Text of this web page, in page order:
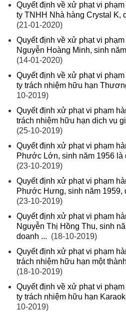
Quyết định về xử phạt vi
ty TNHH Nhà hàng Crystal K,
(21-01-2020)
Quyết định về xử phạt vi
Nguyễn Hoàng Minh, sinh
(14-01-2020)
Quyết định về xử phạt vi
ty trách nhiệm hữu hạn
10-2019)
Quyết định xử phạt vi phạm
trách nhiệm hữu hạn dịch vụ
(25-10-2019)
Quyết định xử phạt vi phạm
Phước Lớn, sinh năm 1956 là
(23-10-2019)
Quyết định xử phạt vi phạm
Phước Hưng, sinh năm 1959,
(23-10-2019)
Quyết định xử phạt vi phạm
Nguyễn Thị Hồng Thu, sinh
doanh ... (18-10-2019)
Quyết định xử phạt vi phạm
trách nhiệm hữu hạn một
(18-10-2019)
Quyết định về xử phạt vi
ty trách nhiệm hữu hạn
10-2019)